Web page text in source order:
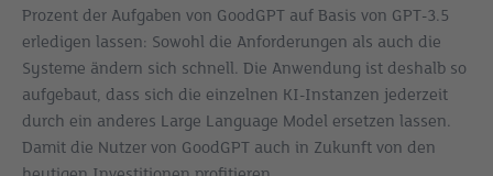
Prozent der Aufgaben von GoodGPT auf Basis von GPT-3.5
erledigen lassen: Sowohl die Anforderungen als auch die
Systeme ändern sich schnell. Die Anwendung ist deshalb so
aufgebaut, dass sich die einzelnen KI-Instanzen jederzeit
durch ein anderes Large Language Model ersetzen lassen.
Damit die Nutzer von GoodGPT auch in Zukunft von den